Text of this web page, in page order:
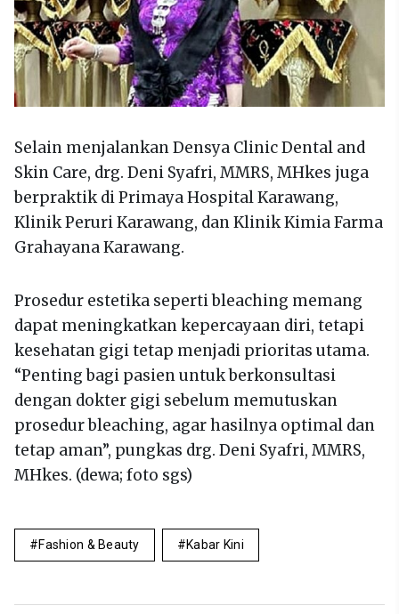
Selain menjalankan Densya Clinic Dental and
Skin Care, drg. Deni Syafri, MMRS, MHkes juga
berpraktik di Primaya Hospital Karawang,
Klinik Peruri Karawang, dan Klinik Kimia Farma
Grahayana Karawang.
Prosedur estetika seperti bleaching memang
dapat meningkatkan kepercayaan diri, tetapi
kesehatan gigi tetap menjadi prioritas utama.
“Penting bagi pasien untuk berkonsultasi
dengan dokter gigi sebelum memutuskan
prosedur bleaching, agar hasilnya optimal dan
tetap aman”, pungkas drg. Deni Syafri, MMRS,
MHkes. (dewa; foto sgs)
Fashion & Beauty Kabar Kini